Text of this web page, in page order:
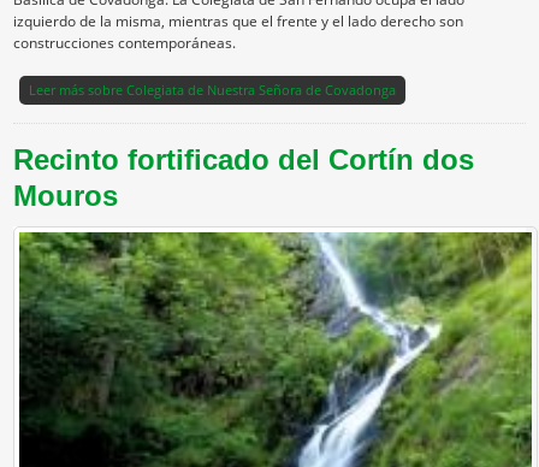
izquierdo de la misma, mientras que el frente y el lado derecho son
construcciones contemporáneas.
Leer mássobre Colegiata de Nuestra Señora de Covadonga
Recinto fortificado del Cortín dos
Mouros